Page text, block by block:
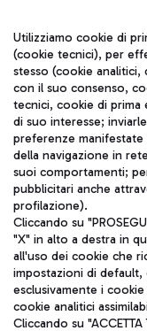
Seguici sui
Aeroporti di Roma
coordinamento di
Utilizziamo cookie di
(cookie tecnici), per
stesso (cookie analitici,
con il suo consenso,
tecnici, cookie di
di suo interesse;
preferenze
della navigazione in
suoi comportamenti;
pubblicitari anche
profilazione).
Cliccando su
"X" in alto a destra in
all'uso dei cookie che
impostazioni di default,
esclusivamente i
cookie analitici
Cliccando su